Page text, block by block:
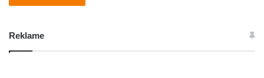
Reklame